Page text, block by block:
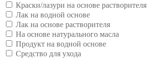
Краски/лазури на основе растворителя
Лак на водной основе
Лак на основе растворителя
На основе натурального масла
Продукт на водной основе
Средство для ухода